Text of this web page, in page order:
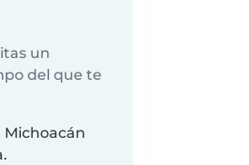
un
del que te